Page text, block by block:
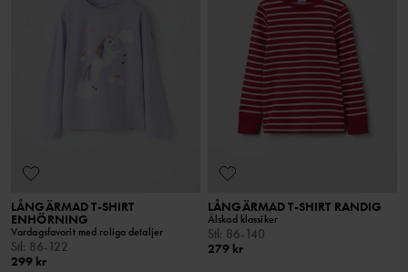
LÅNGÄRMAD T-SHIRT
ENHÖRNING
Vardagsfavorit med roliga detaljer
Stl: 86-122
299 kr
LÅNGÄRMAD T-SHIRT RANDIG
Älskad klassiker
Stl: 86-140
279 kr